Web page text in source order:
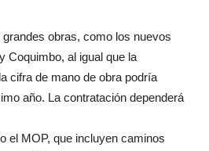
obras, como los nuevos
Coquimbo, al igual que la
cifra de mano de obra podría
año. La contratación dependerá
el MOP, que incluyen caminos